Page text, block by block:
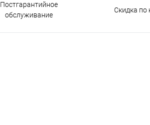
Постгарантийное
обслуживание
Скидка по